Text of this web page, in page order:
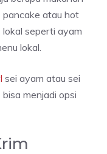
pancake atau hot
lokal seperti ayam
lokal.
sei ayam atau sei
menjadi opsi